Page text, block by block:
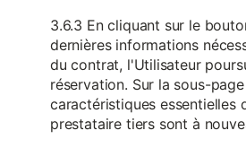
3.6.3 En cliquant sur le
dernières informations
du contrat, l'Utilisateur
réservation. Sur la sous-
caractéristiques essentielles
prestataire tiers sont à